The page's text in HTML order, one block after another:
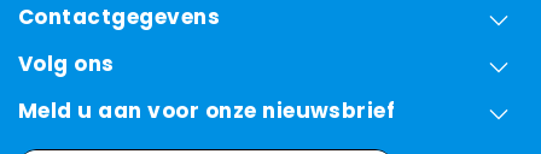
Contactgegevens
Volg ons
Meld u aan voor onze nieuwsbrief